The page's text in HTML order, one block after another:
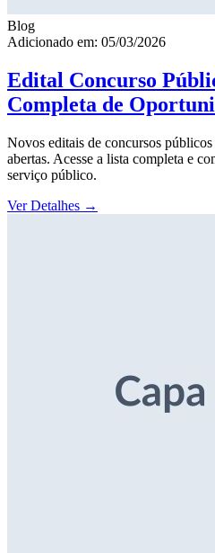
Blog
Adicionado em: 05/03/2026
Edital Concurso
Completa de
Novos editais de concursos
abertas. Acesse a lista completa e
serviço público.
Ver Detalhes →